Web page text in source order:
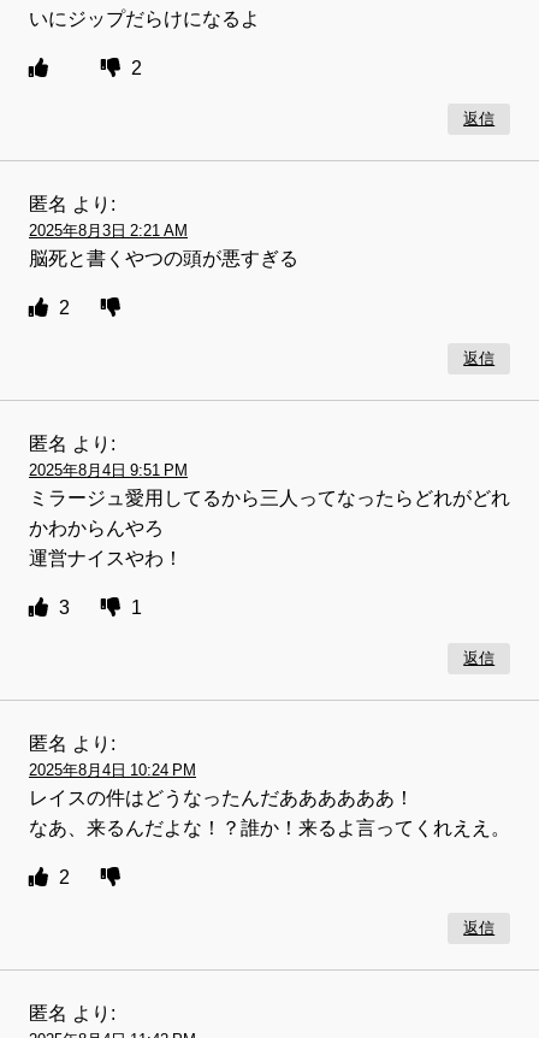
いにジップだらけになるよ
2
返信
匿名 より:
2025年8月3日 2:21 AM
脳死と書くやつの頭が悪すぎる
2
返信
匿名 より:
2025年8月4日 9:51 PM
ミラージュ愛用してるから三人ってなったらどれがどれ
かわからんやろ
運営ナイスやわ！
3 1
返信
匿名 より:
2025年8月4日 10:24 PM
レイスの件はどうなったんだああああああ！
なあ、来るんだよな！？誰か！来るよ言ってくれええ。
2
返信
匿名 より: